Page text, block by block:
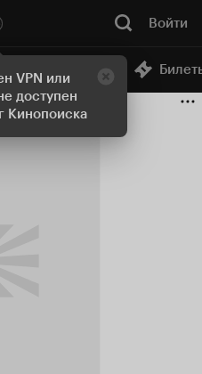
VPN или
доступен
Кинопоиска
Войти
Онлайн-кинотеатр